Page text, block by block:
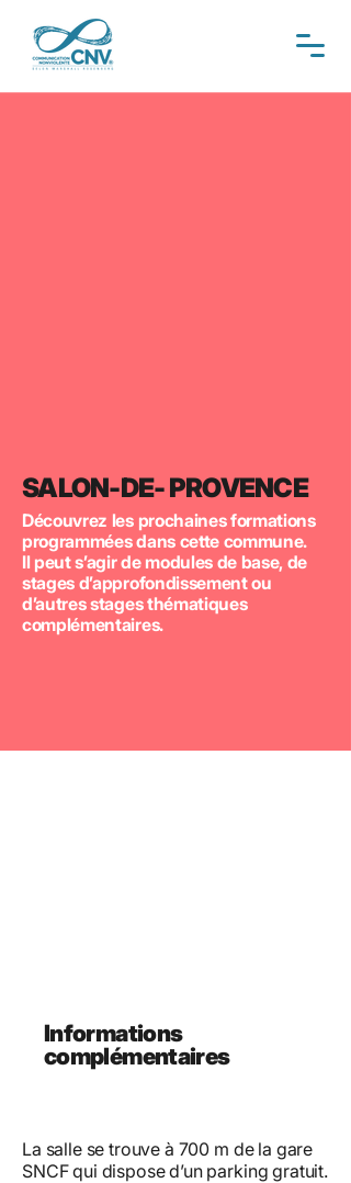
SALON-DE- PROVENCE
Découvrez les prochaines formations
programmées dans cette commune.
Il peut s’agir de modules de base, de
stages d’approfondissement ou
d’autres stages thématiques
complémentaires.
Informations
complémentaires
La salle se trouve à 700 m de la gare
SNCF qui dispose d’un parking gratuit.